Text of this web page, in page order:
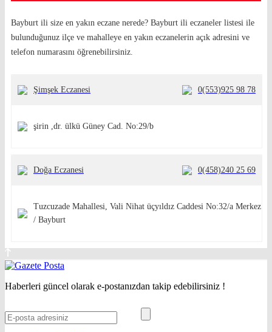
Bayburt ili size en yakın eczane nerede? Bayburt ili eczaneler listesi ile
bulunduğunuz ilçe ve mahalleye en yakın eczanelerin açık adresini ve
telefon numarasını öğrenebilirsiniz.
Şimşek Eczanesi 0(553)925 98 78
şirin ,dr. ülkü Güney Cad. No:29/b
Doğa Eczanesi 0(458)240 25 69
Tuzcuzade Mahallesi, Vali Nihat üçyıldız Caddesi No:32/a Merkez
/ Bayburt
Haberleri güncel olarak e-postanızdan takip edebilirsiniz !